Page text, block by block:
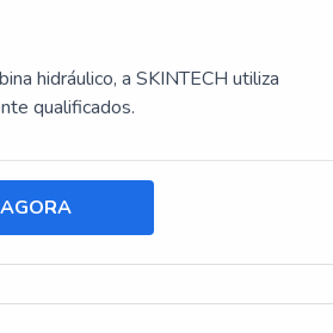
hidráulico, a SKINTECH utiliza
qualificados.